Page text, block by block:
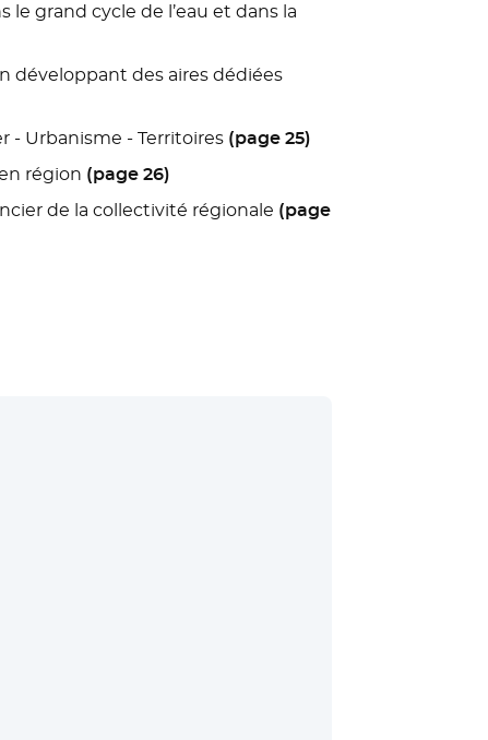
le grand cycle de l’eau et dans la
développant des aires dédiées
- Urbanisme - Territoires (page 25)
région (page 26)
de la collectivité régionale (page